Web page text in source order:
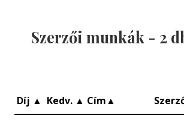
Szerzői munkák - 2
Díj ▲ Kedv. ▲ Cím▲